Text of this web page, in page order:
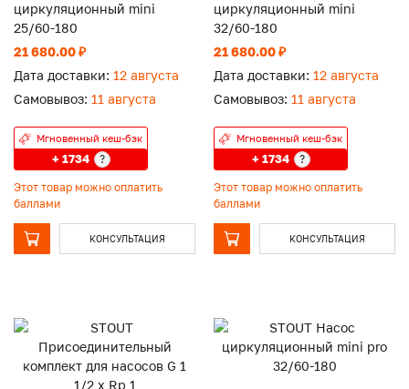
циркуляционный mini
25/60-180
21 680.00 ₽
Дата доставки: 12 августа
Самовывоз: 11 августа
Мгновенный кеш-бэк
+ 1734 ?
Этот товар можно оплатить
баллами
КОНСУЛЬТАЦИЯ
циркуляционный mini
32/60-180
21 680.00 ₽
Дата доставки: 12 августа
Самовывоз: 11 августа
Мгновенный кеш-бэк
+ 1734 ?
Этот товар можно оплатить
баллами
КОНСУЛЬТАЦИЯ